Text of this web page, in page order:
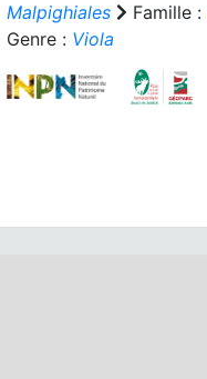
Malpighiales
Famille :
Genre : Viola